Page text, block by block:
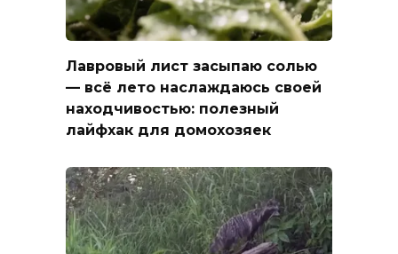
Лавровый лист засыпаю солью
— всё лето наслаждаюсь своей
находчивостью: полезный
лайфхак для домохозяек